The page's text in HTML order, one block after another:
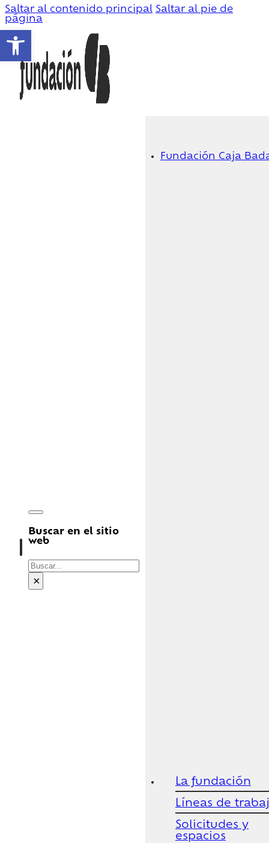
Abrir barra de herramientas
Saltar al contenido principal Saltar al pie de
página
Buscar en el sitio
web
Buscar
×
Fundación Caja
La fundación
Líneas de
Solicitudes y
espacios